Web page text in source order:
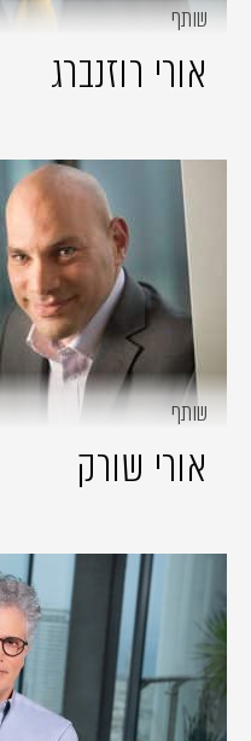
שותף
אורי רוזנברג
שותף
אורי שורק